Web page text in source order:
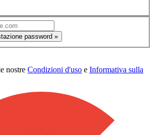
password »
nostre Condizioni d'uso e Informativa sulla